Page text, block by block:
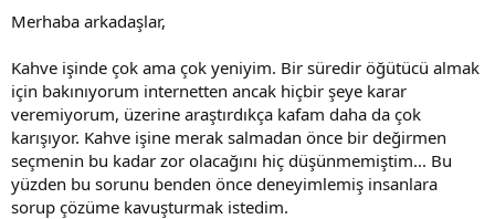
l
t
a
n
a
i
h
i
Merhaba arkadaşlar,
Kahve işinde çok ama çok yeniyim. Bir süredir öğütücü almak
için bakınıyorum internetten ancak hiçbir şeye karar
veremiyorum, üzerine araştırdıkça kafam daha da çok
karışıyor. Kahve işine merak salmadan önce bir değirmen
seçmenin bu kadar zor olacağını hiç düşünmemiştim... Bu
yüzden bu sorunu benden önce deneyimlemiş insanlara
sorup çözüme kavuşturmak istedim.